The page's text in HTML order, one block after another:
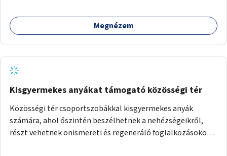
Megnézem
Kisgyermekes anyákat támogató közösségi tér
Közösségi tér csoportszobákkal kisgyermekes anyák
számára, ahol őszintén beszélhetnek a nehézségeikről,
részt vehetnek önismereti és regeneráló foglalkozásokon